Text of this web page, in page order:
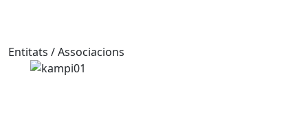
Entitats / Associacions